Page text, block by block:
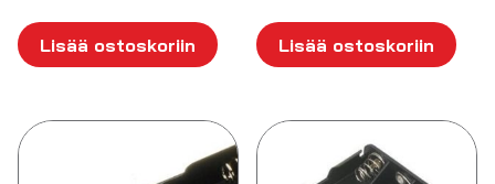
Lisää ostoskoriin Lisää ostoskoriin